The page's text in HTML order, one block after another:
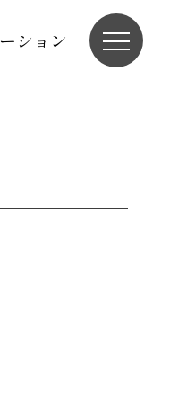
ション